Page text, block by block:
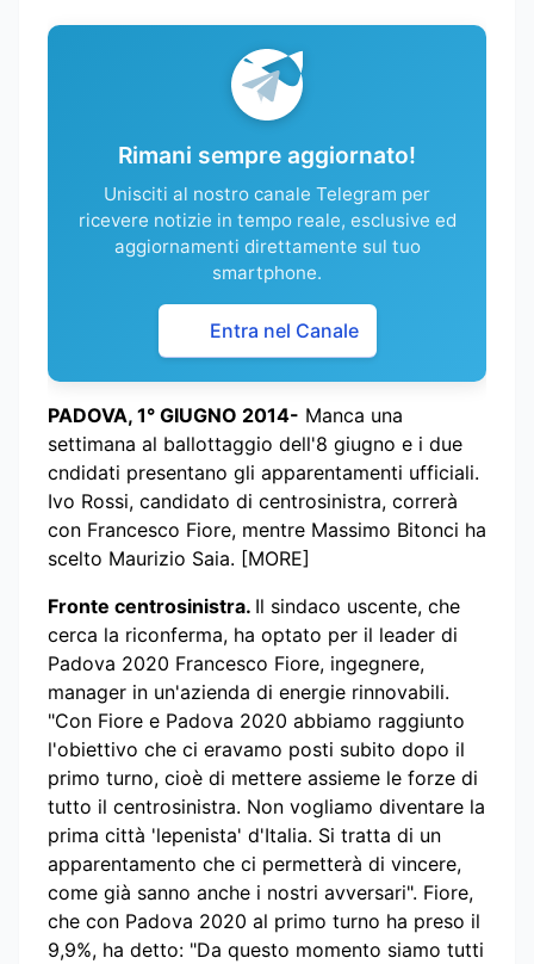
Rimani sempre aggiornato!
Unisciti al nostro canale Telegram per
ricevere notizie in tempo reale, esclusive ed
aggiornamenti direttamente sul tuo
smartphone.
Entra nel Canale
PADOVA, 1° GIUGNO 2014- Manca una
settimana al ballottaggio dell'8 giugno e i due
cndidati presentano gli apparentamenti ufficiali.
Ivo Rossi, candidato di centrosinistra, correrà
con Francesco Fiore, mentre Massimo Bitonci ha
scelto Maurizio Saia. [MORE]
Fronte centrosinistra. Il sindaco uscente, che
cerca la riconferma, ha optato per il leader di
Padova 2020 Francesco Fiore, ingegnere,
manager in un'azienda di energie rinnovabili.
"Con Fiore e Padova 2020 abbiamo raggiunto
l'obiettivo che ci eravamo posti subito dopo il
primo turno, cioè di mettere assieme le forze di
tutto il centrosinistra. Non vogliamo diventare la
prima città 'lepenista' d'Italia. Si tratta di un
apparentamento che ci permetterà di vincere,
come già sanno anche i nostri avversari". Fiore,
che con Padova 2020 al primo turno ha preso il
9,9%, ha detto: "Da questo momento siamo tutti